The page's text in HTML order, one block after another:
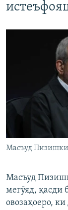
Масъуд
Масъуд
мегӯяд, қасди
овозаҳоеро,